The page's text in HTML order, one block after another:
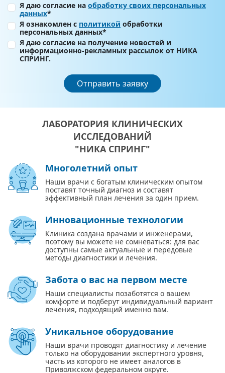
Я даю согласие на обработку своих персональных
данных*
Я ознакомлен с политикой обработки
персональных данных*
Я даю согласие на получение новостей и
информационно-рекламных рассылок от НИКА
СПРИНГ.
Отправить заявку
ЛАБОРАТОРИЯ КЛИНИЧЕСКИХ
ИССЛЕДОВАНИЙ
"НИКА СПРИНГ"
Многолетний опыт
Наши врачи с богатым клиническим опытом
поставят точный диагноз и составят
эффективный план лечения за один прием.
Инновационные технологии
Клиника создана врачами и инженерами,
поэтому вы можете не сомневаться: для вас
доступны самые актуальные и передовые
методы диагностики и лечения.
Забота о вас на первом месте
Наши специалисты позаботятся о вашем
комфорте и подберут индивидуальный вариант
лечения, подходящий именно вам.
Уникальное оборудование
Наши врачи проводят диагностику и лечение
только на оборудовании экспертного уровня,
часть из которого не имеет аналогов в
Приволжском федеральном округе.